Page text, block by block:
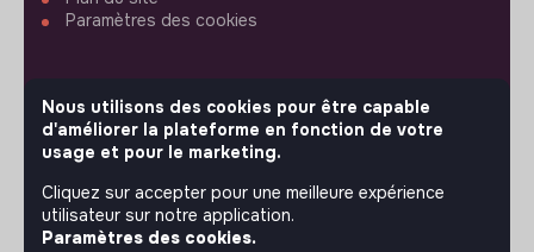
Paramètres des cookies
SUIVEZ-NOUS
© 2026 jobs that makesense.
Nous utilisons des cookies pour être capable
d'améliorer la plateforme en fonction de votre
usage et pour le marketing.
Cliquez sur accepter pour une meilleure expérience
utilisateur sur notre application.
Paramètres des cookies.